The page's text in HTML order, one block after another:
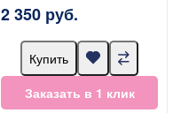
2 350 руб.
Купить
Заказать в 1 клик